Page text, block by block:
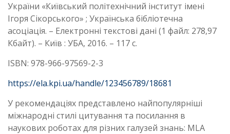
України «Київський політехнічний інститут імені
Ігоря Сікорського» ; Українська бібліотечна
асоціація. – Електронні текстові дані (1 файл: 278,97
Кбайт). – Київ : УБА, 2016. – 117 с.
ISBN: 978-966-97569-2-3
https://ela.kpi.ua/handle/123456789/18681
У рекомендаціях представлено найпопулярніші
міжнародні стилі цитування та посилання в
наукових роботах для різних галузей знань: MLA